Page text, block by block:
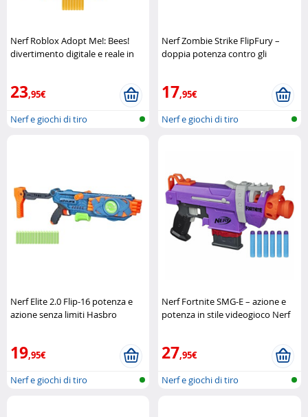
Nerf Roblox Adopt Me!: Bees!
divertimento digitale e reale in
23,95€
Nerf e giochi di tiro
Nerf Zombie Strike FlipFury –
doppia potenza contro gli
17,95€
Nerf e giochi di tiro
Nerf Elite 2.0 Flip-16 potenza e
azione senza limiti Hasbro
19,95€
Nerf e giochi di tiro
Nerf Fortnite SMG-E – azione e
potenza in stile videogioco Nerf
27,95€
Nerf e giochi di tiro